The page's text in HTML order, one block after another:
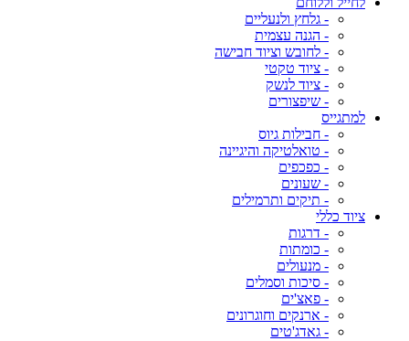
- גלחץ ולנעליים
- הגנה עצמית
- לחובש וציוד חבישה
- ציוד טקטי
- ציוד לנשק
- שיפצורים
למתגייס
- חבילות גיוס
- טואלטיקה והיגיינה
- כפכפים
- שעונים
- תיקים ותרמילים
ציוד כללי
- דרגות
- כומתות
- מנעולים
- סיכות וסמלים
- פאצ'ים
- ארנקים וחוגרונים
- גאדג'טים